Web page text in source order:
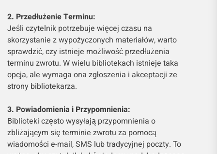
2. Przedłużenie Terminu:
Jeśli czytelnik potrzebuje więcej czasu na
skorzystanie z wypożyczonych materiałów, warto
sprawdzić, czy istnieje możliwość przedłużenia
terminu zwrotu. W wielu bibliotekach istnieje taka
opcja, ale wymaga ona zgłoszenia i akceptacji ze
strony bibliotekarza.
3. Powiadomienia i Przypomnienia:
Biblioteki często wysyłają przypomnienia o
zbliżającym się terminie zwrotu za pomocą
wiadomości e-mail, SMS lub tradycyjnej poczty. To